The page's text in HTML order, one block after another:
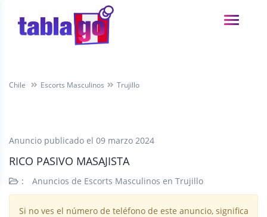
Chile Escorts Masculinos Trujillo
Anuncio publicado el 09 marzo 2024
RICO PASIVO MASAJISTA
: Anuncios de Escorts Masculinos en Trujillo
Si no ves el número de teléfono de este anuncio, significa